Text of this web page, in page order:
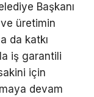
Başkanı
üretimin
da katkı
iş garantili
için
devam